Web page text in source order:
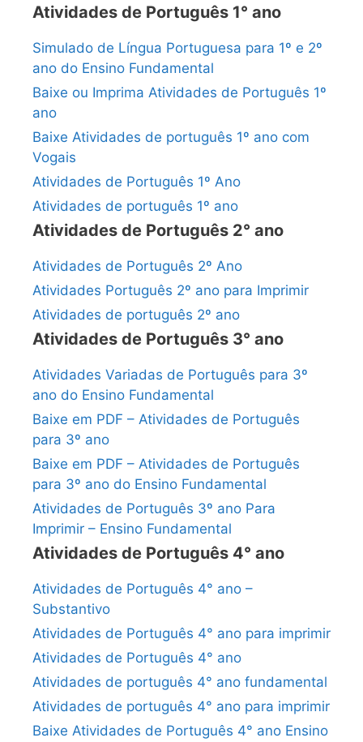
Atividades de Português 1° ano
Simulado de Língua Portuguesa para 1º e 2º
ano do Ensino Fundamental
Baixe ou Imprima Atividades de Português 1º
ano
Baixe Atividades de português 1º ano com
Vogais
Atividades de Português 1º Ano
Atividades de português 1º ano
Atividades de Português 2° ano
Atividades de Português 2º Ano
Atividades Português 2º ano para Imprimir
Atividades de português 2º ano
Atividades de Português 3° ano
Atividades Variadas de Português para 3º
ano do Ensino Fundamental
Baixe em PDF – Atividades de Português
para 3º ano
Baixe em PDF – Atividades de Português
para 3º ano do Ensino Fundamental
Atividades de Português 3º ano Para
Imprimir – Ensino Fundamental
Atividades de Português 4° ano
Atividades de Português 4° ano –
Substantivo
Atividades de Português 4° ano para imprimir
Atividades de Português 4° ano
Atividades de português 4° ano fundamental
Atividades de português 4° ano para imprimir
Baixe Atividades de Português 4° ano Ensino